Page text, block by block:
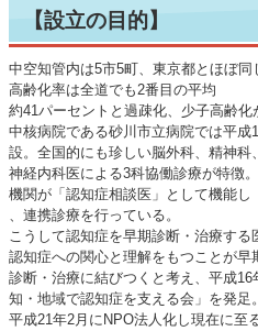
【設立の目的】
中空知管内は5市5町、東京都とほぼ同
高齢化率は全道でも2番目の平均
約41パーセントと過疎化、少子高齢化
中核病院である砂川市立病院では平成
設。全国的にも珍しい脳外科、精神科、
神経内科医による3科協働診療が特徴
機関が「認知症相談医」として機能し
、連携診療を行っている。
こうして認知症を早期診断・治療す
認知症への関心と理解をもつことが早
診断・治療に結びつくと考え、平成
知・地域で認知症を支える会」を発足。
平成21年2月にNPO法人化し現在に至る